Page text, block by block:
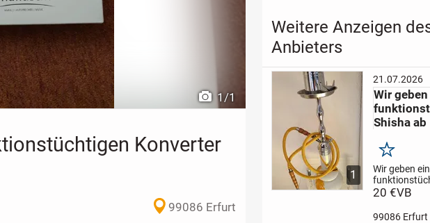
1/1
Konverter
99086 Erfurt
Weitere Anzeigen
Anbieters
1
21.07.2026
Wir geben
Shisha ab
Merken
Wir geben
Shisha ab .
Bei Interesse
20 €VB
99086 Erfurt